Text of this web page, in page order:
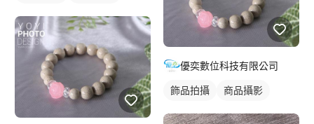
優奕數位科技有限公司
飾品拍攝 商品攝影